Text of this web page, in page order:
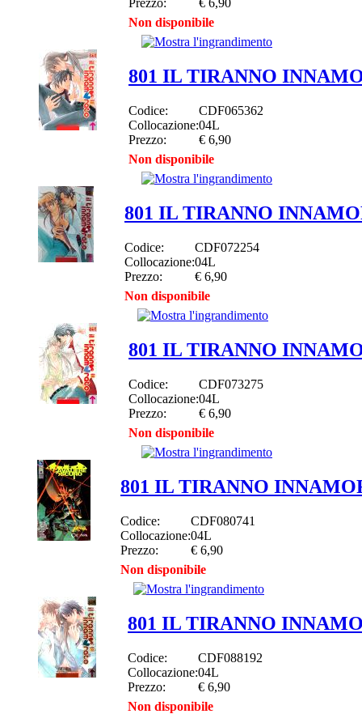
Prezzo:
€ 6,90
Non disponibile
801 IL TIRANNO
Codice:
CDF065362
Collocazione:04L
Prezzo:
€ 6,90
Non disponibile
801 IL TIRANNO
Codice:
CDF072254
Collocazione:04L
Prezzo:
€ 6,90
Non disponibile
801 IL TIRANNO
Codice:
CDF073275
Collocazione:04L
Prezzo:
€ 6,90
Non disponibile
801 IL TIRANNO
Codice:
CDF080741
Collocazione:04L
Prezzo:
€ 6,90
Non disponibile
801 IL TIRANNO
Codice:
CDF088192
Collocazione:04L
Prezzo:
€ 6,90
Non disponibile